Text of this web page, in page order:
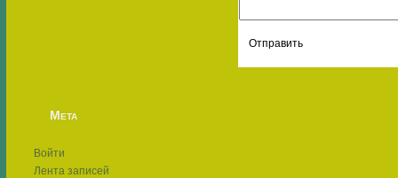
Мета
Войти
Лента записей